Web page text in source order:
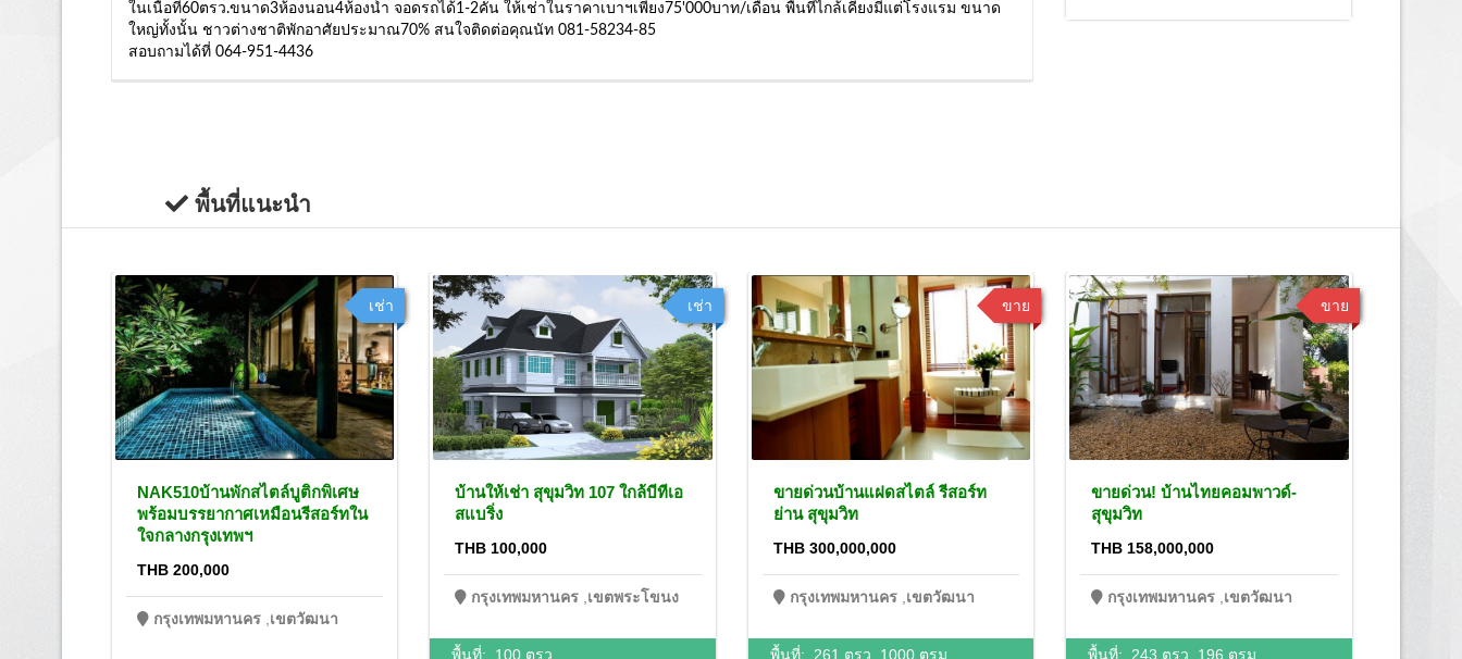
ในเนื้อที่60ตรว.ขนาด3ห้องนอน4ห้องน้ำ จอดรถได้1-2คัน ให้เช่าในราคาเบาฯเพียง75'000บาท/เดือน พื้นที่ไกล้เคียงมีแต่โรงแรม ขนาด
ใหญ่ทั้งนั้น ชาวต่างชาติพักอาศัยประมาณ70% สนใจติดต่อคุณนัท 081-58234-85
สอบถามได้ที่ 064-951-4436
พื้นที่แนะนำ
เช่า
NAK510บ้านพักสไตล์บูติกพิเศษ
พร้อมบรรยากาศเหมือนรีสอร์ทใน
ใจกลางกรุงเทพฯ
THB 200,000
กรุงเทพมหานคร เขตวัฒนา
เช่า
บ้านให้เช่า สุขุมวิท 107 ใกล้บีทีเอ
สแบริ่ง
THB 100,000
กรุงเทพมหานคร เขตพระโขนง
พื้นที่: 100 ตรว.
ขาย
ขายด่วนบ้านแฝดสไตล์ รีสอร์ท
ย่าน สุขุมวิท
THB 300,000,000
กรุงเทพมหานคร เขตวัฒนา
พื้นที่: 261 ตรว. 1000 ตรม.
ขาย
ขายด่วน! บ้านไทยคอมพาวด์-
สุขุมวิท
THB 158,000,000
กรุงเทพมหานคร เขตวัฒนา
พื้นที่: 243 ตรว. 196 ตรม.